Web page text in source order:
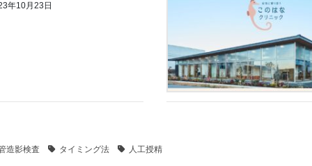
年10月23日
造影検査 タイミング法 人工授精